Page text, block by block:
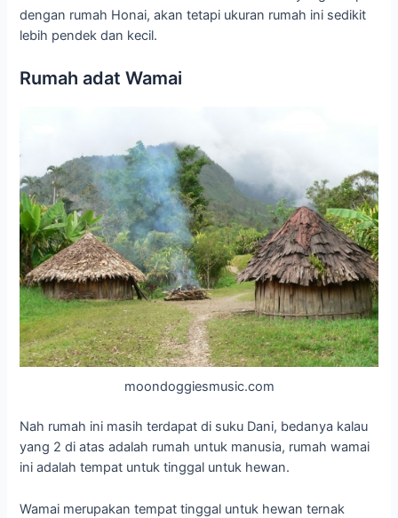
dengan rumah Honai, akan tetapi ukuran rumah ini sedikit
lebih pendek dan kecil.
Rumah adat Wamai
moondoggiesmusic.com
Nah rumah ini masih terdapat di suku Dani, bedanya kalau
yang 2 di atas adalah rumah untuk manusia, rumah wamai
ini adalah tempat untuk tinggal untuk hewan.
Wamai merupakan tempat tinggal untuk hewan ternak